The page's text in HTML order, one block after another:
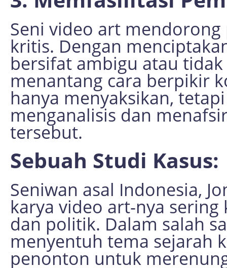
Seni video art
kritis. Dengan
bersifat ambigu atau
menantang cara berpikir
hanya menyaksikan,
menganalisis dan
tersebut.
Sebuah Studi Kasus:
Seniwan asal Indonesia,
karya video art-nya
dan politik. Dalam salah
menyentuh tema sejarah
penonton untuk